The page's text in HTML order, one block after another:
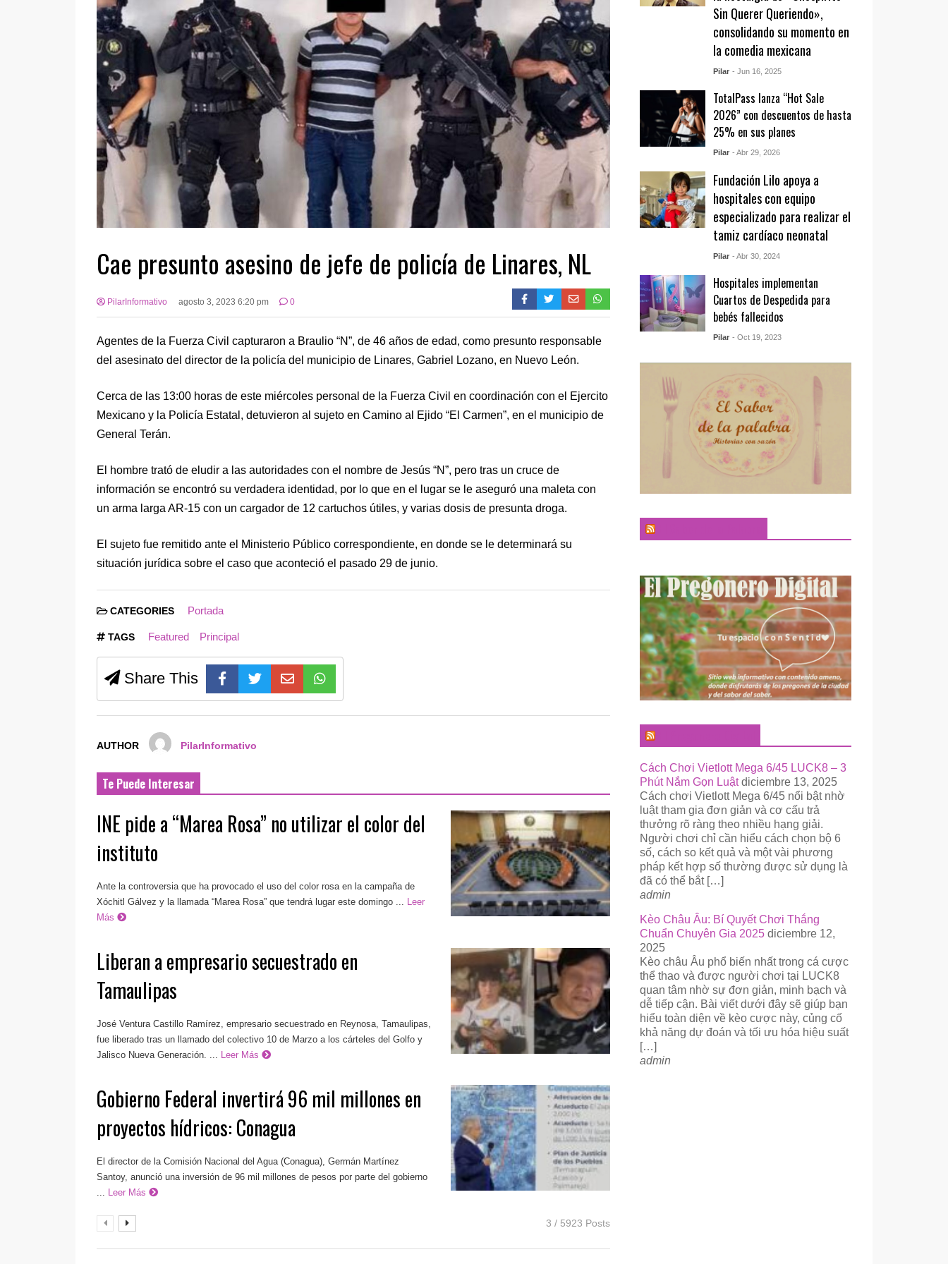
Cae presunto asesino de jefe de policía de Linares, NL
PilarInformativo agosto 3, 2023 6:20 pm 0
Agentes de la Fuerza Civil capturaron a Braulio “N”, de 46 años de edad, como presunto responsable
del asesinato del director de la policía del municipio de Linares, Gabriel Lozano, en Nuevo León.
Cerca de las 13:00 horas de este miércoles personal de la Fuerza Civil en coordinación con el Ejercito
Mexicano y la Policía Estatal, detuvieron al sujeto en Camino al Ejido “El Carmen”, en el municipio de
General Terán.
El hombre trató de eludir a las autoridades con el nombre de Jesús “N”, pero tras un cruce de
información se encontró su verdadera identidad, por lo que en el lugar se le aseguró una maleta con
un arma larga AR-15 con un cargador de 12 cartuchos útiles, y varias dosis de presunta droga.
El sujeto fue remitido ante el Ministerio Público correspondiente, en donde se le determinará su
situación jurídica sobre el caso que aconteció el pasado 29 de junio.
CATEGORIES Portada
TAGS Featured Principal
Share This
AUTHOR PilarInformativo
Te Puede Interesar
INE pide a “Marea Rosa” no utilizar el color del
instituto
Ante la controversia que ha provocado el uso del color rosa en la campaña de
Xóchitl Gálvez y la llamada “Marea Rosa” que tendrá lugar este domingo ...
Leer
Más
Liberan a empresario secuestrado en
Tamaulipas
José Ventura Castillo Ramírez, empresario secuestrado en Reynosa, Tamaulipas,
fue liberado tras un llamado del colectivo 10 de Marzo a los cárteles del Golfo y
Jalisco Nueva Generación. ...
Leer Más
Gobierno Federal invertirá 96 mil millones en
proyectos hídricos: Conagua
El director de la Comisión Nacional del Agua (Conagua), Germán Martínez
Santoy, anunció una inversión de 96 mil millones de pesos por parte del gobierno
Leer Más
3 / 5923 Posts
Sin Querer Queriendo»,
consolidando su momento en
la comedia mexicana
Pilar - Jun 16, 2025
TotalPass lanza “Hot Sale
2026” con descuentos de hasta
25% en sus planes
Pilar - Abr 29, 2026
Fundación Lilo apoya a
hospitales con equipo
especializado para realizar el
tamiz cardíaco neonatal
Pilar - Abr 30, 2024
Hospitales implementan
Cuartos de Despedida para
bebés fallecidos
Pilar - Oct 19, 2023
Cách Chơi Vietlott Mega 6/45 LUCK8 – 3
Phút Nắm Gọn Luật diciembre 13, 2025
Cách chơi Vietlott Mega 6/45 nổi bật nhờ
luật tham gia đơn giản và cơ cấu trả
thưởng rõ ràng theo nhiều hạng giải.
Người chơi chỉ cần hiểu cách chọn bộ 6
số, cách so kết quả và một vài phương
pháp kết hợp số thường được sử dụng là
đã có thể bắt […]
admin
Kèo Châu Âu: Bí Quyết Chơi Thắng
Chuẩn Chuyên Gia 2025 diciembre 12,
2025
Kèo châu Âu phổ biến nhất trong cá cược
thể thao và được người chơi tại LUCK8
quan tâm nhờ sự đơn giản, minh bạch và
dễ tiếp cận. Bài viết dưới đây sẽ giúp bạn
hiểu toàn diện về kèo cược này, củng cố
khả năng dự đoán và tối ưu hóa hiệu suất
[…]
admin